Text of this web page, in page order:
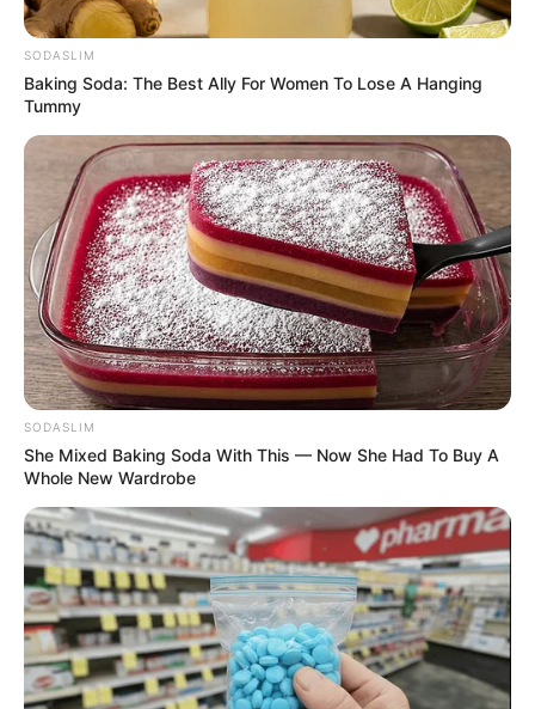
SODASLIM
Baking Soda: The Best Ally For Women To Lose A Hanging
Tummy
SODASLIM
She Mixed Baking Soda With This — Now She Had To Buy A
Whole New Wardrobe